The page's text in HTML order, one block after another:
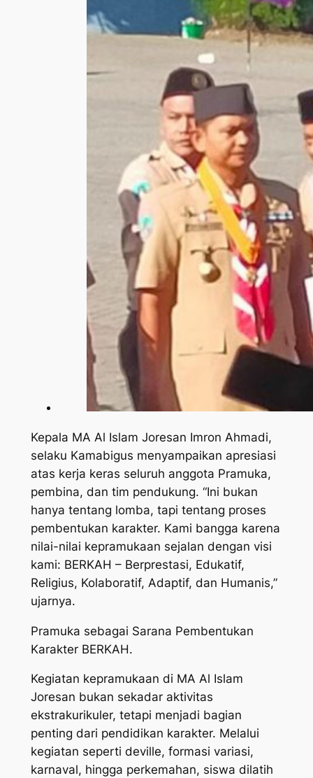
Kepala MA Al Islam Joresan Imron Ahmadi,
selaku Kamabigus menyampaikan apresiasi
atas kerja keras seluruh anggota Pramuka,
pembina, dan tim pendukung. “Ini bukan
hanya tentang lomba, tapi tentang proses
pembentukan karakter. Kami bangga karena
nilai-nilai kepramukaan sejalan dengan visi
kami: BERKAH – Berprestasi, Edukatif,
Religius, Kolaboratif, Adaptif, dan Humanis,”
ujarnya.
Pramuka sebagai Sarana Pembentukan
Karakter BERKAH.
Kegiatan kepramukaan di MA Al Islam
Joresan bukan sekadar aktivitas
ekstrakurikuler, tetapi menjadi bagian
penting dari pendidikan karakter. Melalui
kegiatan seperti deville, formasi variasi,
karnaval, hingga perkemahan, siswa dilatih